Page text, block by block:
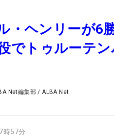
・ヘンリーが6
でトゥルーテ
Net編集部 /ALBA Net
時57分